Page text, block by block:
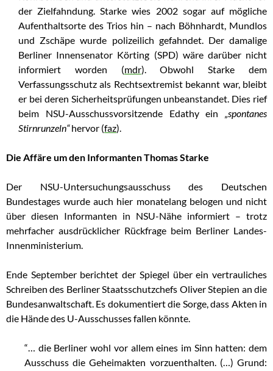
der Zielfahndung. Starke wies 2002 sogar auf mögliche
Aufenthaltsorte des Trios hin – nach Böhnhardt, Mundlos
und Zschäpe wurde polizeilich gefahndet. Der damalige
Berliner Innensenator Körting (SPD) wäre darüber nicht
informiert worden (mdr). Obwohl Starke dem
Verfassungsschutz als Rechtsextremist bekannt war, bleibt
er bei deren Sicherheitsprüfungen unbeanstandet. Dies rief
beim NSU-Ausschussvorsitzende Edathy ein „spontanes
Stirnrunzeln“hervor (faz).
Die Affäre um den Informanten Thomas Starke
Der NSU-Untersuchungsausschuss des Deutschen
Bundestages wurde auch hier monatelang belogen und nicht
über diesen Informanten in NSU-Nähe informiert – trotz
mehrfacher ausdrücklicher Rückfrage beim Berliner Landes-
Innenministerium.
Ende September berichtet der Spiegel über ein vertrauliches
Schreiben des Berliner Staatsschutzchefs Oliver Stepien an die
Bundesanwaltschaft. Es dokumentiert die Sorge, dass Akten in
die Hände des U-Ausschusses fallen könnte.
“… die Berliner wohl vor allem eines im Sinn hatten: dem
Ausschuss die Geheimakten vorzuenthalten. (…) Grund: